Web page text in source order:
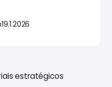
19.1.2026
estratégicos